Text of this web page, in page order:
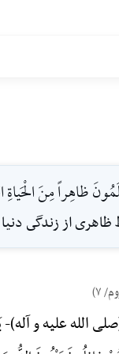
ظاهِراً مِنَ
از زندگى
۷)
الله علیه و آله)-